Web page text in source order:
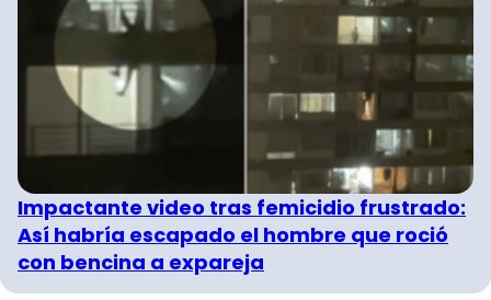
Impactante video tras femicidio frustrado:
Así habría escapado el hombre que roció
con bencina a expareja